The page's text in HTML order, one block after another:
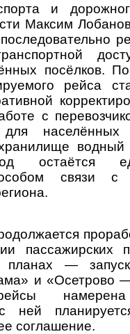
и
Максим
посёлков.
рейса
с
населённых
водный
остаётся
связи с
пассажирских
—
и «Осетрово
ней
соглашение.